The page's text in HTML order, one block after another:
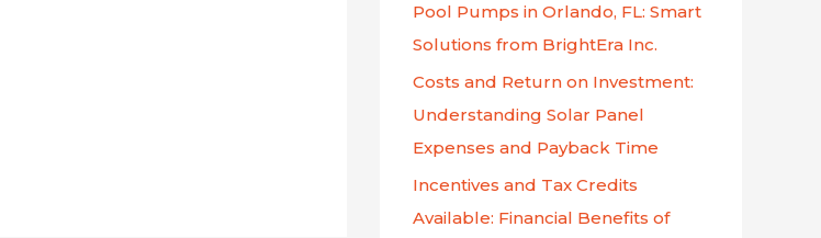
p
o
r
:
Pool Pumps in Orlando, FL: Smart
Solutions from BrightEra Inc.
Costs and Return on Investment:
Understanding Solar Panel
Expenses and Payback Time
Incentives and Tax Credits
Available: Financial Benefits of